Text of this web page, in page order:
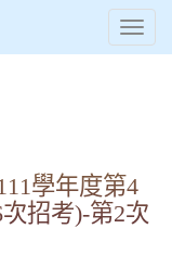
學年度第4
招考)-第2次